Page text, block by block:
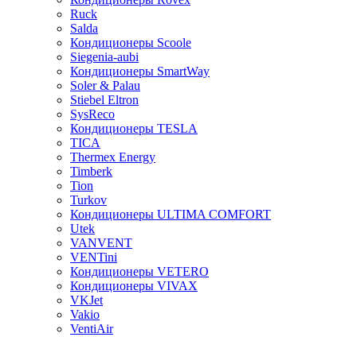
Ruck
Salda
Кондиционеры Scoole
Siegenia-aubi
Кондиционеры SmartWay
Soler & Palau
Stiebel Eltron
SysReco
Кондиционеры TESLA
TICA
Thermex Energy
Timberk
Tion
Turkov
Кондиционеры ULTIMA COMFORT
Utek
VANVENT
VENTini
Кондиционеры VETERO
Кондиционеры VIVAX
VKJet
Vakio
VentiAir